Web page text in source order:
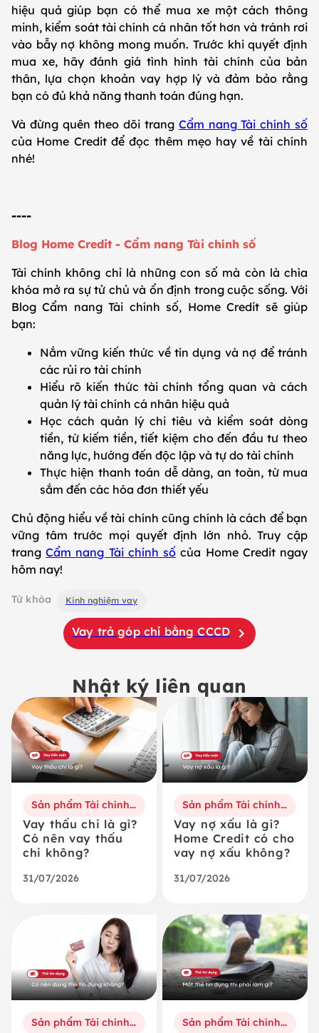
hiệu quả giúp bạn có thể mua xe một cách thông
minh, kiểm soát tài chính cá nhân tốt hơn và tránh rơi
vào bẫy nợ không mong muốn. Trước khi quyết định
mua xe, hãy đánh giá tình hình tài chính của bản
thân, lựa chọn khoản vay hợp lý và đảm bảo rằng
bạn có đủ khả năng thanh toán đúng hạn.
Và đừng quên theo dõi trang Cẩm nang Tài chính số
của Home Credit để đọc thêm mẹo hay về tài chính
nhé!
----
Blog Home Credit - Cẩm nang Tài chính số
Tài chính không chỉ là những con số mà còn là chìa
khóa mở ra sự tử chủ và ổn định trong cuộc sống. Với
Blog Cẩm nang Tài chính số, Home Credit sẽ giúp
bạn:
Nắm vững kiến thức về tín dụng và nợ để tránh
các rủi ro tài chính
Hiểu rõ kiến thức tài chính tổng quan và cách
quản lý tài chính cá nhân hiệu quả
Học cách quản lý chi tiêu và kiểm soát dòng
tiền, từ kiếm tiền, tiết kiệm cho đến đầu tư theo
năng lực, hướng đến độc lập và tự do tài chính
Thực hiện thanh toán dễ dàng, an toàn, từ mua
sắm đến các hóa đơn thiết yếu
Chủ động hiểu về tài chính cũng chính là cách để bạn
vững tâm trước mọi quyết định lớn nhỏ. Truy cập
trangCẩm nang Tài chính số của Home Credit ngay
hôm nay!
Từ khóa Kinh nghiệm vay
Vay trả góp chỉ bằng CCCD
Nhật ký liên quan
Sản phẩm Tài chính số
Vay thấu chi là gì?
Có nên vay thấu
chi không?
31/07/2026
Sản phẩm Tài chính số
Vay nợ xấu là gì?
Home Credit có cho
vay nợ xấu không?
31/07/2026
Sản phẩm Tài chính số Sản phẩm Tài chính số